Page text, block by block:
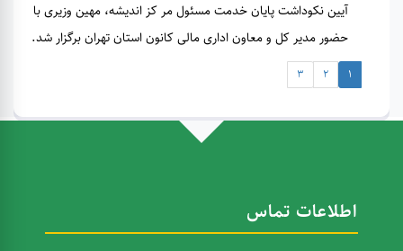
آیین نکوداشت پایان خدمت مسئول مر کز اندیشه، مهین وزیری با
حضور مدیر کل و معاون اداری مالی کانون استان تهران برگزار شد.
1
2
3
اطلاعات تماس